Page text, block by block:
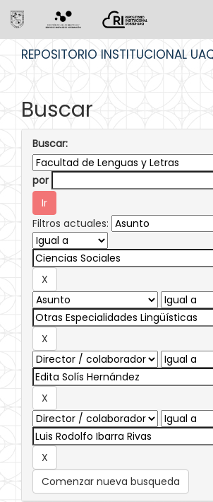
REPOSITORIO INSTITUCIONAL
Buscar
Buscar:
por
Filtros actuales:
Comenzar nueva busqueda